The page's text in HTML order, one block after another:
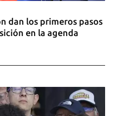
dan los primeros pasos
en la agenda